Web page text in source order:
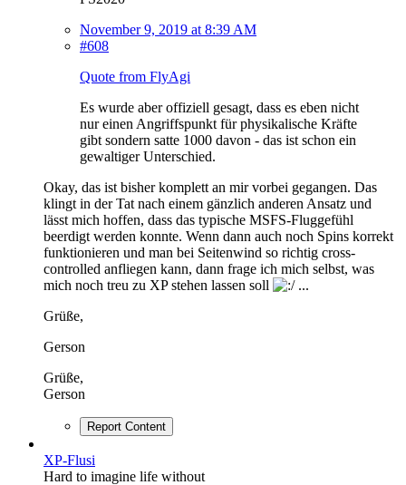
November 9, 2019 at 8:39 AM
#608
Quote from FlyAgi
Es wurde aber offiziell gesagt, dass es eben nicht
nur einen Angriffspunkt für physikalische Kräfte
gibt sondern satte 1000 davon - das ist schon ein
gewaltiger Unterschied.
Okay, das ist bisher komplett an mir vorbei gegangen. Das
klingt in der Tat nach einem gänzlich anderen Ansatz und
lässt mich hoffen, dass das typische MSFS-Fluggefühl
beerdigt werden konnte. Wenn dann auch noch Spins korrekt
funktionieren und man bei Seitenwind so richtig cross-
controlled anfliegen kann, dann frage ich mich selbst, was
mich noch treu zu XP stehen lassen soll
...
Grüße,
Gerson
Grüße,
Gerson
Report Content
XP-Flusi
Hard to imagine life without